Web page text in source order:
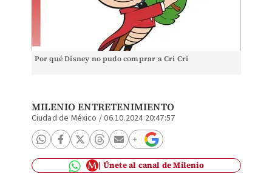
Por qué Disney no pudo comprar a Cri Cri
MILENIO ENTRETENIMIENTO
Ciudad de México /06.10.2024 20:47:57
Únete al canal de Milenio